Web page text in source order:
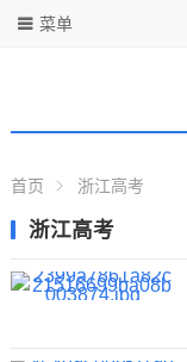
菜单
首页 浙江高考
浙江高考